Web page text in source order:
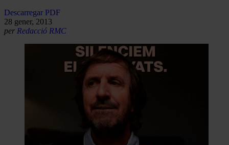
Descarregar PDF
28 gener, 2013
per Redacció RMC